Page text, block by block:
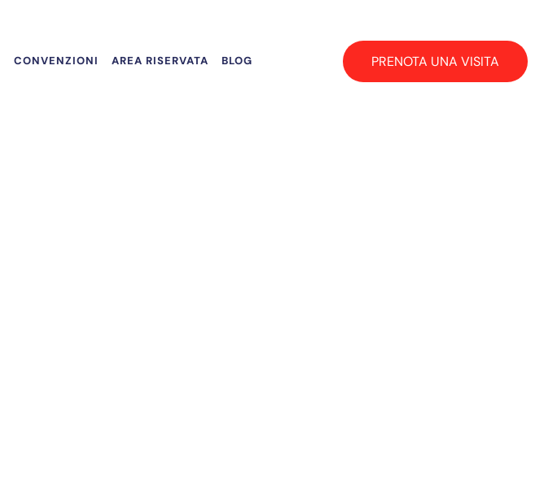
CONVENZIONI AREA RISERVATA BLOG PRENOTA UNA VISITA